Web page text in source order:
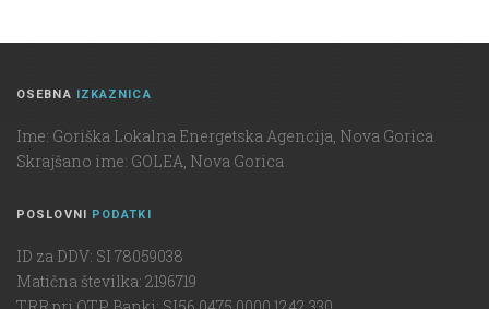
OSEBNA IZKAZNICA
Ime: Goriška Lokalna Energetska Agencija, Nova Gorica
Skrajšano ime: GOLEA, Nova Gorica
POSLOVNI PODATKI
ID za DDV: SI 78059038
Matična številka: 2196719